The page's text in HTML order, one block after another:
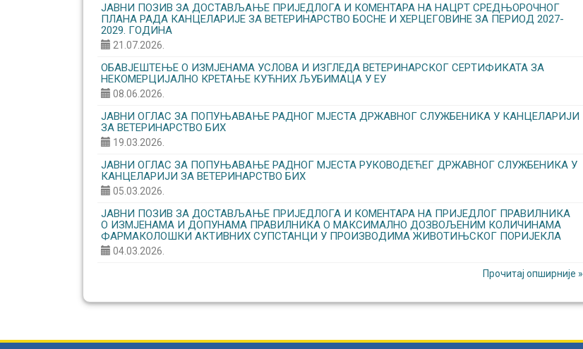
ЈАВНИ ПОЗИВ ЗА ДОСТАВЉАЊЕ ПРИЈЕДЛОГА И КОМЕНТАРА НА НАЦРТ СРЕДЊОРОЧНОГ
ПЛАНА РАДА КАНЦЕЛАРИЈЕ ЗА ВЕТЕРИНАРСТВО БОСНЕ И ХЕРЦЕГОВИНЕ ЗА ПЕРИОД 2027-
2029. ГОДИНА
21.07.2026.
ОБАВЈЕШТЕЊЕ О ИЗМЈЕНАМА УСЛОВА И ИЗГЛЕДА ВЕТЕРИНАРСКОГ СЕРТИФИКАТА ЗА
НЕКОМЕРЦИЈАЛНО КРЕТАЊЕ КУЋНИХ ЉУБИМАЦА У ЕУ
08.06.2026.
ЈАВНИ ОГЛАС ЗА ПОПУЊАВАЊЕ РАДНОГ МЈЕСТА ДРЖАВНОГ СЛУЖБЕНИКА У КАНЦЕЛАРИЈИ
ЗА ВЕТЕРИНАРСТВО БИХ
19.03.2026.
ЈАВНИ ОГЛАС ЗА ПОПУЊАВАЊЕ РАДНОГ МЈЕСТА РУКОВОДЕЋЕГ ДРЖАВНОГ СЛУЖБЕНИКА У
КАНЦЕЛАРИЈИ ЗА ВЕТЕРИНАРСТВО БИХ
05.03.2026.
ЈАВНИ ПОЗИВ ЗА ДОСТАВЉАЊЕ ПРИЈЕДЛОГА И КОМЕНТАРА НА ПРИЈЕДЛОГ ПРАВИЛНИКА
О ИЗМЈЕНАМА И ДОПУНАМА ПРАВИЛНИКА О МАКСИМАЛНО ДОЗВОЉЕНИМ КОЛИЧИНАМА
ФАРМАКОЛОШКИ АКТИВНИХ СУПСТАНЦИ У ПРОИЗВОДИМА ЖИВОТИЊСКОГ ПОРИЈЕКЛА
04.03.2026.
Прочитај опширније »